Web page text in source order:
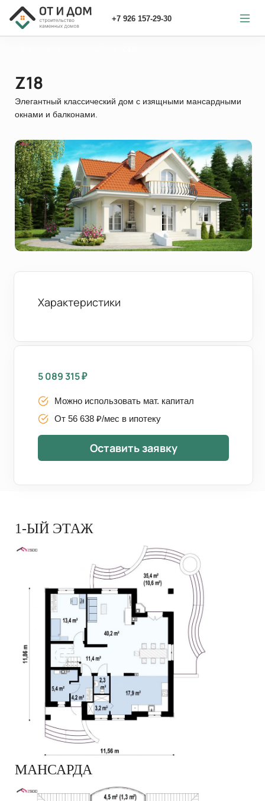
+7 926 157-29-30
Z18
Элегантный классический дом с изящными мансардными
окнами и балконами.
Характеристики
5 089 315₽
Можно использовать мат. капитал
От 56 638 ₽/мес в ипотеку
Оставить заявку
1-ЫЙ ЭТАЖ
МАНСАРДА